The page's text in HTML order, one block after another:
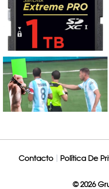
Contacto Política De
© 2026